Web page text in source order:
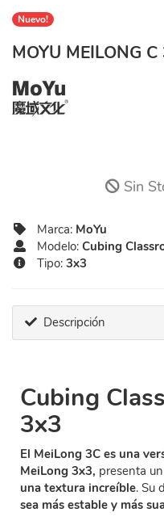
Nuevo!
MOYU MEILONG
Sin
Marca: MoYu
Modelo: Cubing
Tipo: 3x3
Descripción
Cubing
3x3
El MeiLong 3C es una
MeiLong 3x3, presenta un
una textura increíble. Su
sea más estable y más